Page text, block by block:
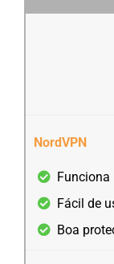
NordVPN
Fácil de
Boa